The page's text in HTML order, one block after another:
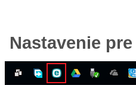
Nastavenie